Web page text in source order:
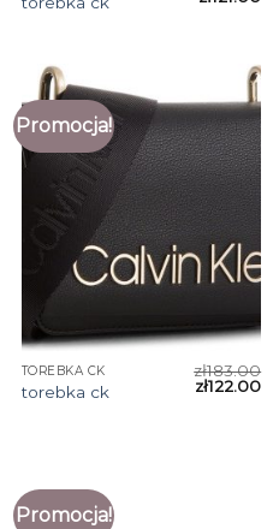
Promocja!
TOREBKA CK
torebka ck
zł183.00
zł122.00
Promocja!